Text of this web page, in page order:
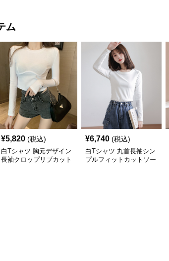
ム
¥5,820 (税込)
白Tシャツ 胸元デザイン
長袖クロップリブカット
¥6,740 (税込)
白Tシャツ 丸首長袖シン
プルフィットカットソー